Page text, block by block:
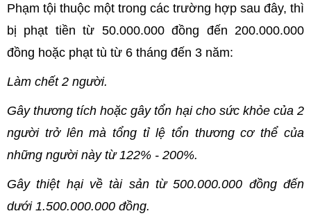
Phạm tội thuộc một trong các trường hợp sau đây, thì
bị phạt tiền từ 50.000.000 đồng đến 200.000.000
đồng hoặc phạt tù từ 6 tháng đến 3 năm:
Làm chết 2 người.
Gây thương tích hoặc gây tổn hại cho sức khỏe của 2
người trở lên mà tổng tỉ lệ tổn thương cơ thể của
những người này từ 122% - 200%.
Gây thiệt hại về tài sản từ 500.000.000 đồng đến
dưới 1.500.000.000 đồng.